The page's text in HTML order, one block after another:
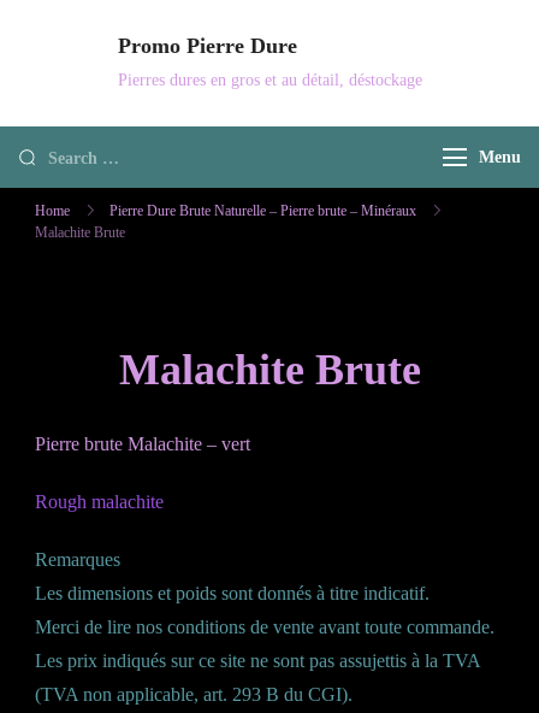
Promo Pierre Dure
Pierres dures en gros et au détail, déstockage
Looking
for
Something?
Menu
Home
Pierre Dure Brute Naturelle – Pierre brute – Minéraux
Malachite Brute
Malachite Brute
Pierre brute Malachite – vert
Rough malachite
Remarques
Les dimensions et poids sont donnés à titre indicatif.
Merci de lire nos conditions de vente avant toute commande.
Les prix indiqués sur ce site ne sont pas assujettis à la TVA
(TVA non applicable, art. 293 B du CGI).